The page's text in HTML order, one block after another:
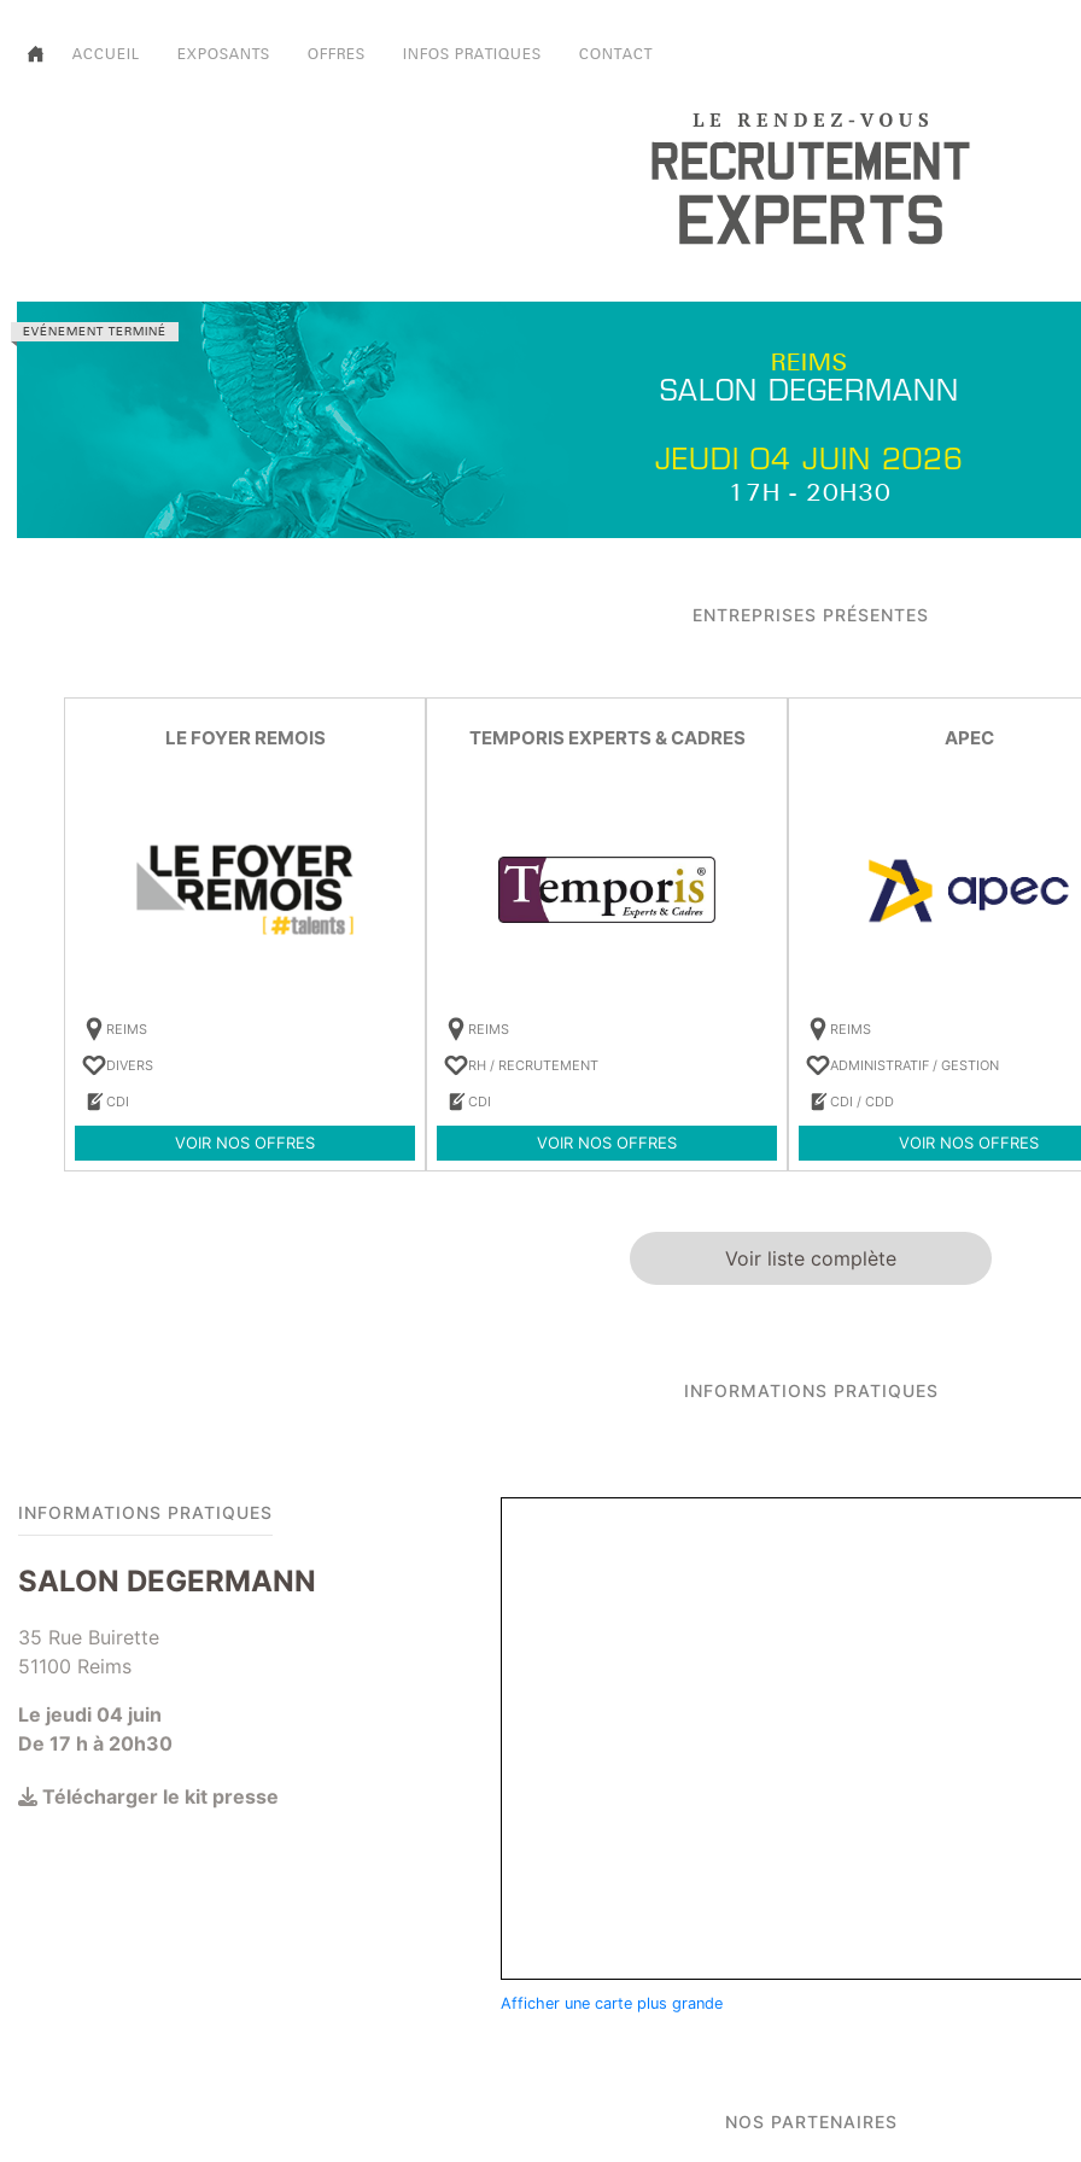
ACCUEIL EXPOSANTS OFFRES INFOS PRATIQUES CONTACT
EVÉNEMENT TERMINÉ
REIMS
SALON DEGERMANN
JEUDI 04 JUIN 2026
17H - 20H30
ENTREPRISES PRÉSENTES
LE FOYER REMOIS
REIMS
DIVERS
CDI
VOIR NOS OFFRES
TEMPORIS EXPERTS & CADRES
REIMS
RH / RECRUTEMENT
CDI
VOIR NOS OFFRES
APEC
REIMS
ADMINISTRATIF / GESTION
CDI / CDD
VOIR NOS OFFRES
Voir liste complète
INFORMATIONS PRATIQUES
INFORMATIONS PRATIQUES
SALON DEGERMANN
35 Rue Buirette
51100 Reims
Le jeudi 04 juin
De 17 h à 20h30
Télécharger le kit presse
Afficher une carte plus grande
NOS PARTENAIRES